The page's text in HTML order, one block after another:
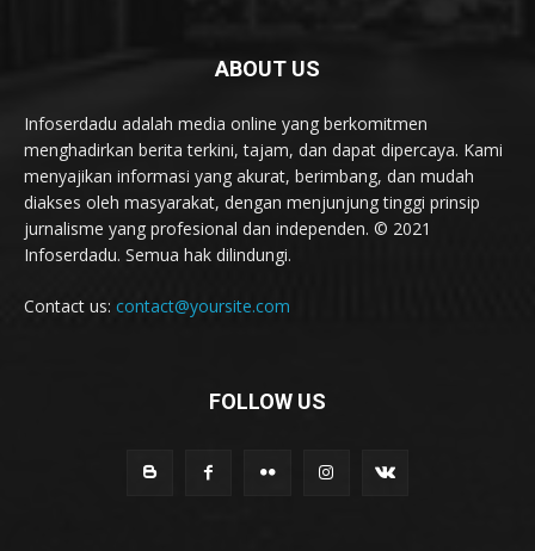
ABOUT US
Infoserdadu adalah media online yang berkomitmen
menghadirkan berita terkini, tajam, dan dapat dipercaya. Kami
menyajikan informasi yang akurat, berimbang, dan mudah
diakses oleh masyarakat, dengan menjunjung tinggi prinsip
jurnalisme yang profesional dan independen. © 2021
Infoserdadu. Semua hak dilindungi.
Contact us: contact@yoursite.com
FOLLOW US